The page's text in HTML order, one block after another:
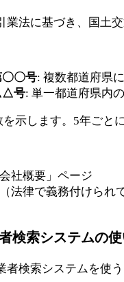
法に基づき、国土
〇号: 複数都道府県
号: 単一都道府県内
示します。5年ごと
社概要」ページ
法律で義務付けられ
検索システムの
者検索システムを使